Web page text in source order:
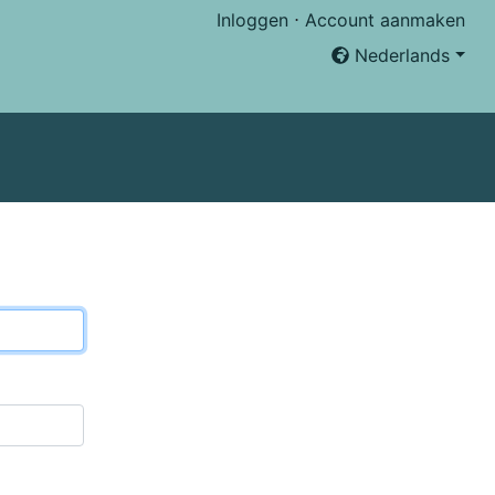
Inloggen ⋅Account aanmaken
Nederlands